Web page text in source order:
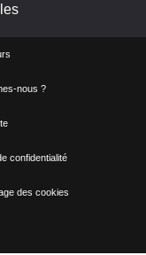
nous ?
confidentialité
des cookies